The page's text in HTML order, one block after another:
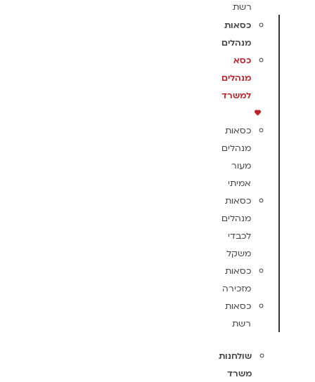
רשת
כסאות
מנהלים
כסא
מנהלים
למשרד
כסאות
מנהלים
מעור
אמיתי
כסאות
מנהלים
לכבדי
משקל
כסאות
מזכירה
כסאות
רשת
שולחנות
משרד